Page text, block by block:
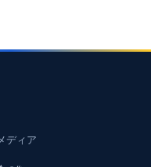
ディア